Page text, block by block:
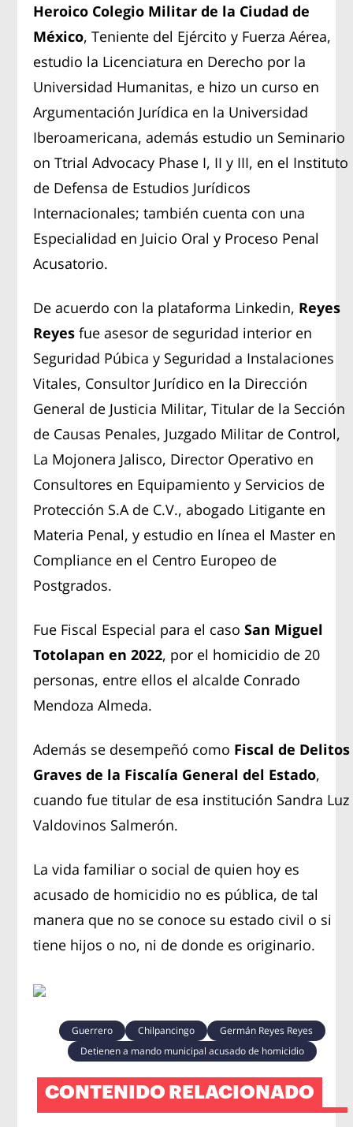
Heroico Colegio Militar de la Ciudad de
México, Teniente del Ejército y Fuerza Aérea,
estudio la Licenciatura en Derecho por la
Universidad Humanitas, e hizo un curso en
Argumentación Jurídica en la Universidad
Iberoamericana, además estudio un Seminario
on Ttrial Advocacy Phase I, II y III, en el Instituto
de Defensa de Estudios Jurídicos
Internacionales; también cuenta con una
Especialidad en Juicio Oral y Proceso Penal
Acusatorio.
De acuerdo con la plataforma Linkedin, Reyes
Reyesfue asesor de seguridad interior en
Seguridad Púbica y Seguridad a Instalaciones
Vitales, Consultor Jurídico en la Dirección
General de Justicia Militar, Titular de la Sección
de Causas Penales, Juzgado Militar de Control,
La Mojonera Jalisco, Director Operativo en
Consultores en Equipamiento y Servicios de
Protección S.A de C.V., abogado Litigante en
Materia Penal, y estudio en línea el Master en
Compliance en el Centro Europeo de
Postgrados.
Fue Fiscal Especial para el caso San Miguel
Totolapan en 2022, por el homicidio de 20
personas, entre ellos el alcalde Conrado
Mendoza Almeda.
Además se desempeñó como Fiscal de Delitos
Graves de la Fiscalía General del Estado,
cuando fue titular de esa institución Sandra Luz
Valdovinos Salmerón.
La vida familiar o social de quien hoy es
acusado de homicidio no es pública, de tal
manera que no se conoce su estado civil o si
tiene hijos o no, ni de donde es originario.
Guerrero Chilpancingo
Germán Reyes Reyes
Detienen a mando municipal acusado de homicidio
CONTENIDO RELACIONADO